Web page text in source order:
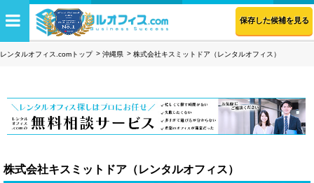
保存した候補を見る
レンタルオフィス.comトップ 沖縄県 株式会社キスミットドア（レンタルオフィス）
株式会社キスミットドア（レンタルオフィス）